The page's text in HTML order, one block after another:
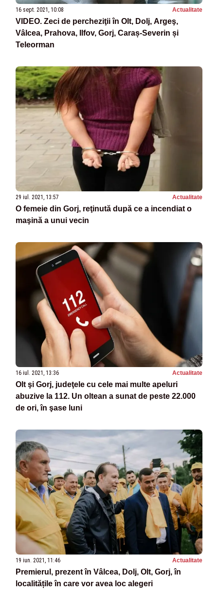
16 sept. 2021, 10:08 Actualitate
VIDEO. Zeci de percheziţii în Olt, Dolj, Argeş,
Vâlcea, Prahova, Ilfov, Gorj, Caraș-Severin și
Teleorman
29 iul. 2021, 13:57 Actualitate
O femeie din Gorj, reţinută după ce a incendiat o
maşină a unui vecin
16 iul. 2021, 13:36 Actualitate
Olt şi Gorj, judeţele cu cele mai multe apeluri
abuzive la 112. Un oltean a sunat de peste 22.000
de ori, în şase luni
19 iun. 2021, 11:46 Actualitate
Premierul, prezent în Vâlcea, Dolj, Olt, Gorj, în
localitățile în care vor avea loc alegeri